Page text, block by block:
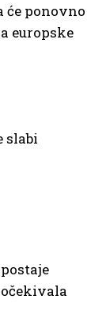
će ponovno
europske
slabi